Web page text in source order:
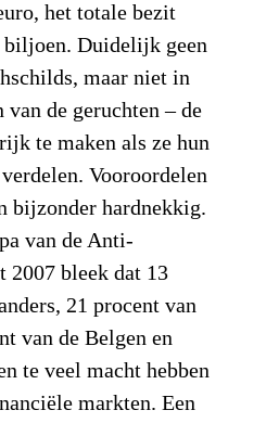
het totale bezit
Duidelijk geen
maar niet in
van de geruchten – de
te maken als ze hun
Vooroordelen
bijzonder hardnekkig.
van de Anti-
2007 bleek dat 13
21 procent van
van de Belgen en
te veel macht hebben
markten. Een